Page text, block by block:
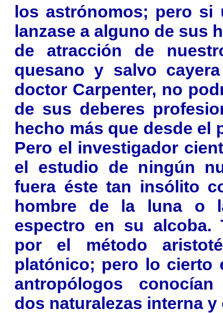
los astrónomos; pero si
lanzase a alguno de sus
de atracción de
quesano y salvo
doctor Carpenter, no
de sus deberes
hecho más que desde el
Pero el investigador
el estudio de ningún
fuera éste tan insólito
hombre de la luna o
espectro en su alcoba.
por el método
platónico; pero lo cierto
antropólogos
dos naturalezas interna